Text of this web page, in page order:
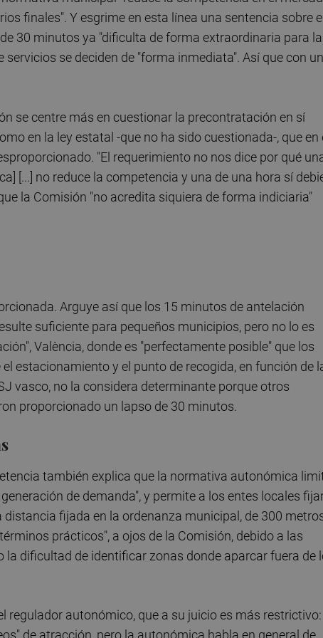
finales". Y esgrime en esta línea una sentencia sobre el
30 minutos ya "dificulta de forma extraordinaria para
se deciden de "forma inmediata". Así que con
se centre más en cuestionar la precontratación en sí
en la ley estatal -que no ha sido cuestionada-, que en
"El requerimiento no nos dice por qué
[...] no reduce la competencia y una de una hora sí
la Comisión "no acredita siquiera de forma indiciaria"
Arguye así que los 15 minutos de antelación
suficiente para pequeños municipios, pero no lo es
València, donde es "perfectamente posible" que los
estacionamiento y el punto de recogida, en función de
vasco, no la considera determinante porque otros
proporcionado un lapso de 30 minutos.
también explica que la normativa autonómica
de demanda", y permite a los entes locales
fijada en la ordenanza municipal, de 300
prácticos", a ojos de la Comisión, debido a las
dificultad de identificar zonas donde aparcar fuera de
regulador autonómico, que a su juicio es más restrictivo:
de atracción, pero la autonómica habla en general de